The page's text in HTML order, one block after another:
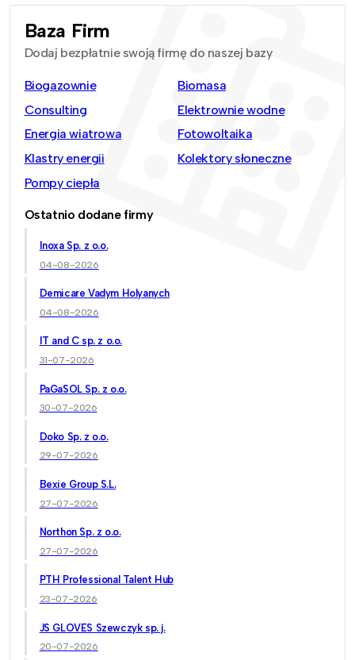
Baza Firm
Dodaj bezpłatnie swoją firmę do naszej bazy
Biogazownie
Biomasa
Consulting
Elektrownie wodne
Energia wiatrowa
Fotowoltaika
Klastry energii
Kolektory słoneczne
Pompy ciepła
Ostatnio dodane firmy
Inoxa Sp. z o.o.
04-08-2026
Demicare Vadym Holyanych
04-08-2026
IT and C sp. z o.o.
31-07-2026
PaGaSOL Sp. z o.o.
30-07-2026
Doko Sp. z o.o.
29-07-2026
Bexie Group S.L.
27-07-2026
Northon Sp. z o.o.
27-07-2026
PTH Professional Talent Hub
23-07-2026
JS GLOVES Szewczyk sp. j.
20-07-2026